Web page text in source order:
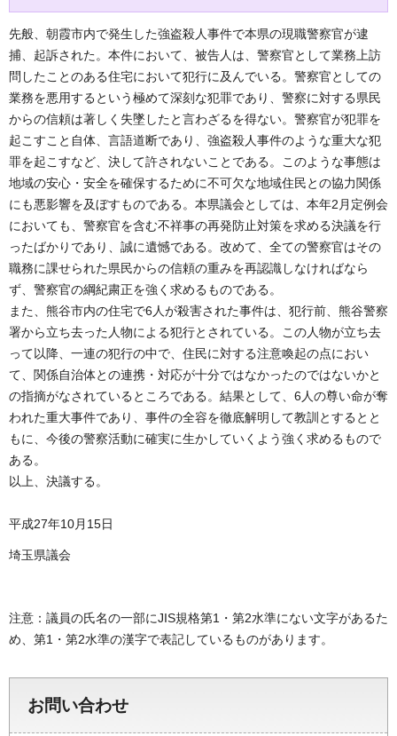
先般、朝霞市内で発生した強盗殺人事件で本県の現職警察官が逮
捕、起訴された。本件において、被告人は、警察官として業務上訪
問したことのある住宅において犯行に及んでいる。警察官としての
業務を悪用するという極めて深刻な犯罪であり、警察に対する県民
からの信頼は著しく失墜したと言わざるを得ない。警察官が犯罪を
起こすこと自体、言語道断であり、強盗殺人事件のような重大な犯
罪を起こすなど、決して許されないことである。このような事態は
地域の安心・安全を確保するために不可欠な地域住民との協力関係
にも悪影響を及ぼすものである。本県議会としては、本年2月定例会
においても、警察官を含む不祥事の再発防止対策を求める決議を行
ったばかりであり、誠に遺憾である。改めて、全ての警察官はその
職務に課せられた県民からの信頼の重みを再認識しなければなら
ず、警察官の綱紀粛正を強く求めるものである。
また、熊谷市内の住宅で6人が殺害された事件は、犯行前、熊谷警察
署から立ち去った人物による犯行とされている。この人物が立ち去
って以降、一連の犯行の中で、住民に対する注意喚起の点におい
て、関係自治体との連携・対応が十分ではなかったのではないかと
の指摘がなされているところである。結果として、6人の尊い命が奪
われた重大事件であり、事件の全容を徹底解明して教訓とするとと
もに、今後の警察活動に確実に生かしていくよう強く求めるもので
ある。
以上、決議する。
平成27年10月15日
埼玉県議会
注意：議員の氏名の一部にJIS規格第1・第2水準にない文字があるた
め、第1・第2水準の漢字で表記しているものがあります。
お問い合わせ